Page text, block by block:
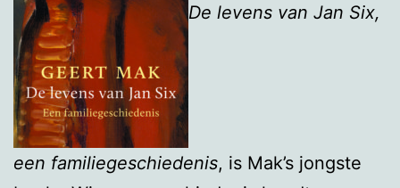
De levens van Jan Six,
een familiegeschiedenis, is Mak’s jongste